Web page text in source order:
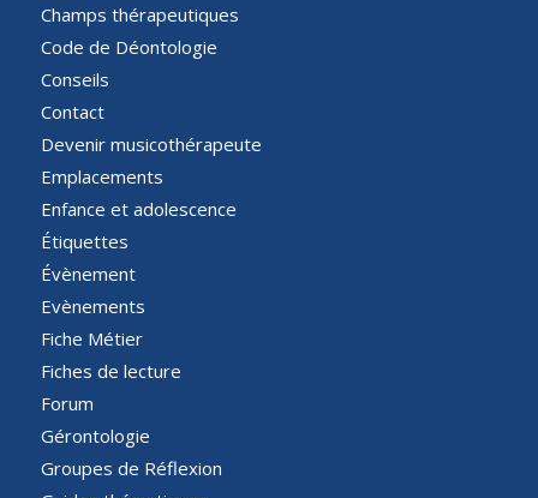
Champs thérapeutiques
Code de Déontologie
Conseils
Contact
Devenir musicothérapeute
Emplacements
Enfance et adolescence
Étiquettes
Évènement
Evènements
Fiche Métier
Fiches de lecture
Forum
Gérontologie
Groupes de Réflexion